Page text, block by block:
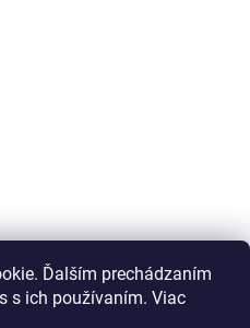
Ďalším prechádzaním
s ich používaním. Viac